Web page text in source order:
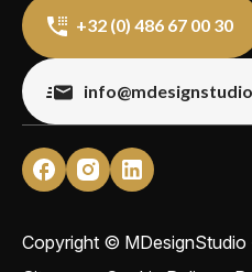
+32 (0) 486 67 00 30
Copyright © MDesignStudio